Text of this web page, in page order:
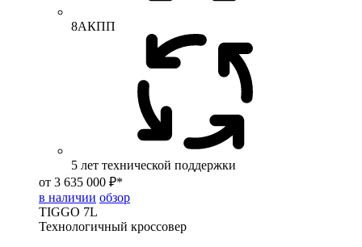
8АКПП
5 лет технической поддержки
от 3 635 000 ₽*
в наличии обзор
TIGGO 7L
Технологичный кроссовер